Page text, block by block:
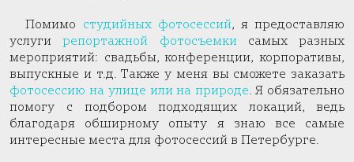
Помимо студийных фотосессий, я предоставляю
услугирепортажной фотосъемкисамых разных
мероприятий: свадьбы, конференции, корпоративы,
выпускные и т.д. Также у меня вы сможете заказать
фотосессию на улице или на природе . Я обязательно
помогу с подбором подходящих локаций, ведь
благодаря обширному опыту я знаю все самые
интересные места для фотосессий в Петербурге.